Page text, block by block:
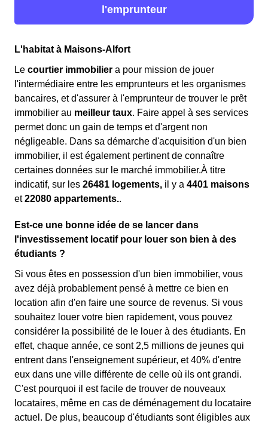
l'emprunteur
L'habitat à Maisons-Alfort
Le courtier immobilier a pour mission de jouer
l'intermédiaire entre les emprunteurs et les organismes
bancaires, et d'assurer à l'emprunteur de trouver le prêt
immobilier au meilleur taux. Faire appel à ses services
permet donc un gain de temps et d'argent non
négligeable. Dans sa démarche d'acquisition d'un bien
immobilier, il est également pertinent de connaître
certaines données sur le marché immobilier.À titre
indicatif, sur les 26481 logements, il y a 4401 maisons
et22080 appartements..
Est-ce une bonne idée de se lancer dans
l'investissement locatif pour louer son bien à des
étudiants ?
Si vous êtes en possession d'un bien immobilier, vous
avez déjà probablement pensé à mettre ce bien en
location afin d'en faire une source de revenus. Si vous
souhaitez louer votre bien rapidement, vous pouvez
considérer la possibilité de le louer à des étudiants. En
effet, chaque année, ce sont 2,5 millions de jeunes qui
entrent dans l'enseignement supérieur, et 40% d'entre
eux dans une ville différente de celle où ils ont grandi.
C'est pourquoi il est facile de trouver de nouveaux
locataires, même en cas de déménagement du locataire
actuel. De plus, beaucoup d'étudiants sont éligibles aux